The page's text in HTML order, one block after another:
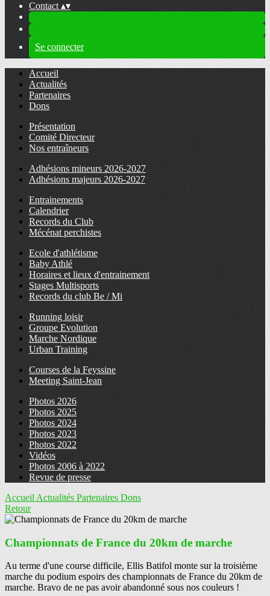
Contact ▴▾
Se connecter
Accueil
Actualités
Partenaires
Dons
Présentation
Comité Directeur
Nos entraîneurs
Adhésions mineurs 2026-2027
Adhésions majeurs 2026-2027
Entrainements
Calendrier
Records du Club
Mécénat perchistes
Ecole d'athlétisme
Baby Athlé
Horaires et lieux d'entrainement
Stages Multisports
Records du club Be / Mi
Running loisir
Groupe Evolution
Marche Nordique
Urban Training
Courses de la Feyssine
Meeting Saint-Jean
Photos 2026
Photos 2025
Photos 2024
Photos 2023
Photos 2022
Vidéos
Photos 2006 à 2022
Revue de presse
Accueil Actualités Partenaires Dons
Retour
Championnats de France du 20km de marche
Au terme d'une course difficile, Ellis Batifol monte sur la troisième
marche du podium espoirs des championnats de France du 20km de
marche. Bravo de ne pas avoir abandonné sous nos couleurs !